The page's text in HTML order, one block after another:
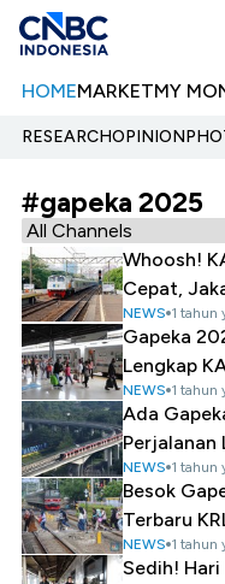
HOMEMARKETMY
RESEARCHOPINION
#gapeka 2025
Whoosh!
Cepat,
NEWS 1 tahun
Gapeka
Lengkap
NEWS 1 tahun
Ada
Perjalanan
NEWS 1 tahun
Besok
Terbaru
NEWS 1 tahun
Sedih!